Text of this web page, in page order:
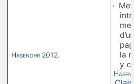
Hasenohr2012.
·
la
y